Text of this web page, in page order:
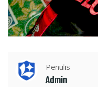
Penulis
Admin